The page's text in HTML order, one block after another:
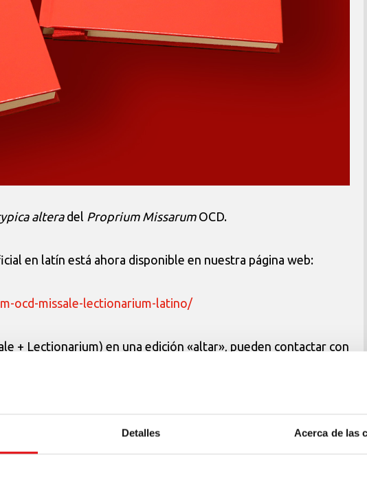
Detalles Acerca de las
alteradel Proprium MissarumOCD.
en latín está ahora disponible en nuestra página web:
ocd-missale-lectionarium-latino/
+ Lectionarium) en una edición «altar», pueden contactar con
las diversas traducciones al idioma local.